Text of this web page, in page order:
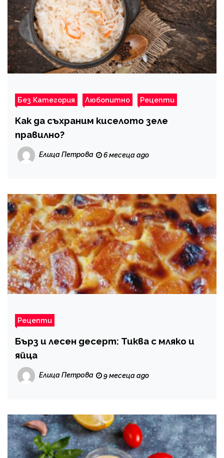
Без Категория Любопитно Рецепти
Как да съхраним киселото зеле
правилно?
Елица Петрова 6 месеца ago
Рецепти
Бърз и лесен десерт: Тиква с мляко и
яйца
Елица Петрова 9 месеца ago